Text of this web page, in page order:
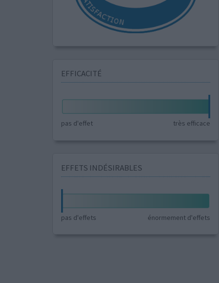
EFFICACITÉ
pas d'effet très efficace
EFFETS INDÉSIRABLES
pas d'effets énormement d'effets